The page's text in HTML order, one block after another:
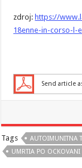
zdroj: https://
18enne-in-corso-l-
Send article
Tags AUTOIMUNITNA
UMRTIA PO OCKOVANI